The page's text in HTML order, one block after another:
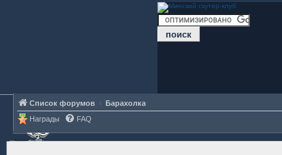
Список форумов
Барахолка
Награды
FAQ